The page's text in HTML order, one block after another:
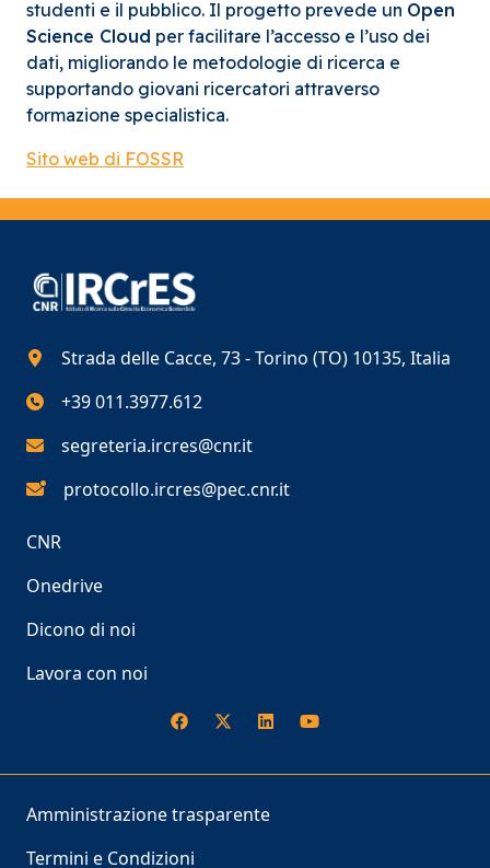
studenti e il pubblico. Il progetto prevede un Open
Science Cloud per facilitare l’accesso e l’uso dei
dati, migliorando le metodologie di ricerca e
supportando giovani ricercatori attraverso
formazione specialistica.
Sito web di FOSSR
Strada delle Cacce, 73 - Torino (TO) 10135, Italia
+39 011.3977.612
segreteria.ircres@cnr.it
protocollo.ircres@pec.cnr.it
CNR
Onedrive
Dicono di noi
Lavora con noi
Amministrazione trasparente
Termini e Condizioni